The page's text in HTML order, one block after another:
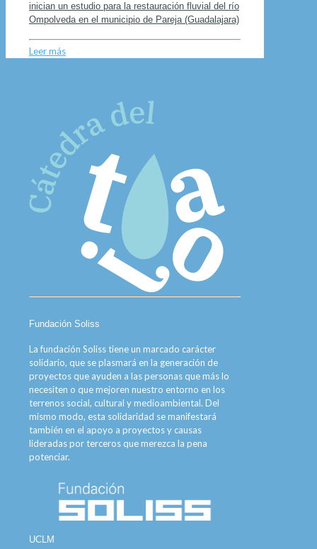
inician un estudio para la restauración fluvial del río
Ompolveda en el municipio de Pareja (Guadalajara)
Leer más
Fundación Soliss
La fundación Soliss tiene un marcado carácter
solidario, que se plasmará en la generación de
proyectos que ayuden a las personas que más lo
necesiten o que mejoren nuestro entorno en los
terrenos social, cultural y medioambiental. Del
mismo modo, esta solidaridad se manifestará
también en el apoyo a proyectos y causas
lideradas por terceros que merezca la pena
potenciar.
UCLM